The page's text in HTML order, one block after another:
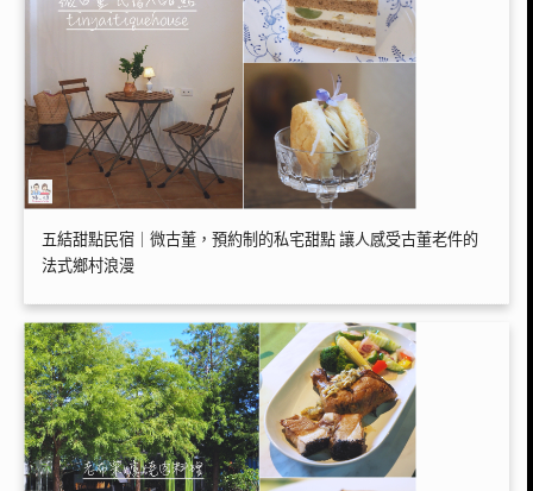
五結甜點民宿｜微古董，預約制的私宅甜點 讓人感受古董老件的
法式鄉村浪漫